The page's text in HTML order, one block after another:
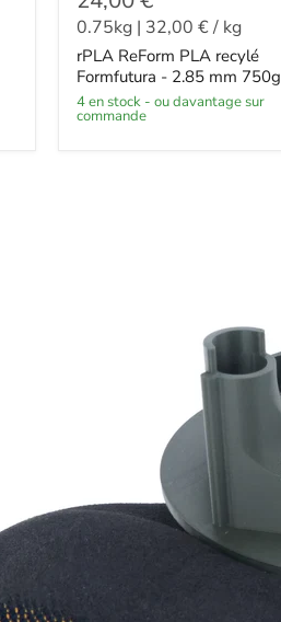
0.75kg | 32,00 €/ kg
rPLA ReForm PLA recylé
Formfutura - 2.85 mm 750g
4 en stock - ou davantage sur
commande